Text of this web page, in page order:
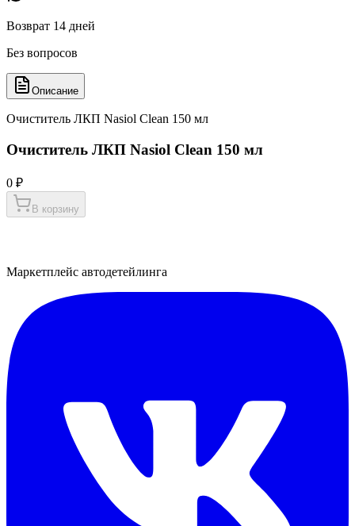
Возврат 14 дней
Без вопросов
Описание
Очиститель ЛКП Nasiol Clean 150 мл
Очиститель ЛКП Nasiol Clean 150 мл
0 ₽
В корзину
Маркетплейс автодетейлинга